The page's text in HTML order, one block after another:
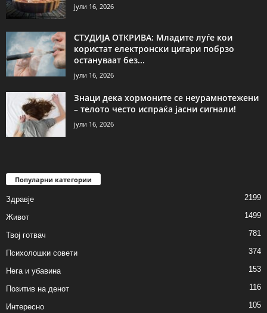
јули 16, 2026
СТУДИЈА ОТКРИВА: Младите луѓе кои
користат електронски цигари побрзо
остануваат без...
јули 16, 2026
Знаци дека хормоните се неурамнотежени
– телото често испраќа јасни сигнали!
јули 16, 2026
Популарни категории
Здравје 2199
Живот 1499
Твој готвач 781
Психолошки совети 374
Нега и убавина 153
Позитив на денот 116
Интересно 105